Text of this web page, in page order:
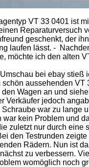
VT 33 0401 ist
Reparaturversuch
geschenkt, der
laufen lässt. -
möchte ich den alten
bei ebay stieß
schön aussehenden VT
den Wagen an und
Verkäufer jedoch
Schraube war zu lange
war kein Problem und
zuletzt nur durch eine
den Testrunden
Rädern. Nun ist
zu verbessern.
womöglich noch